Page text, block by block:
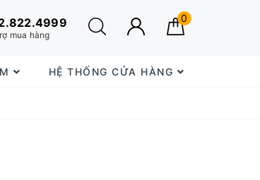
mua hàng
0
HỆ THỐNG CỬA HÀNG